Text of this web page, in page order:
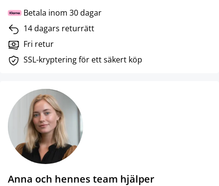
Betala inom 30 dagar
14 dagars returrätt
Fri retur
SSL-kryptering för ett säkert köp
Anna och hennes team hjälper